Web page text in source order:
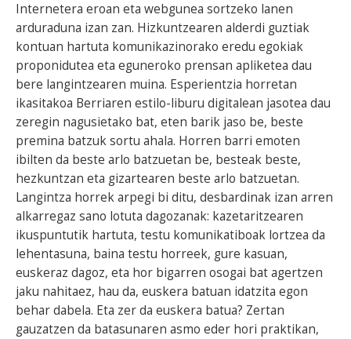
Internetera eroan eta webgunea sortzeko lanen
arduraduna izan zan. Hizkuntzearen alderdi guztiak
kontuan hartuta komunikazinorako eredu egokiak
proponidutea eta eguneroko prensan apliketea dau
bere langintzearen muina. Esperientzia horretan
ikasitakoa Berriaren estilo-liburu digitalean jasotea dau
zeregin nagusietako bat, eten barik jaso be, beste
premina batzuk sortu ahala. Horren barri emoten
ibilten da beste arlo batzuetan be, besteak beste,
hezkuntzan eta gizartearen beste arlo batzuetan.
Langintza horrek arpegi bi ditu, desbardinak izan arren
alkarregaz sano lotuta dagozanak: kazetaritzearen
ikuspuntutik hartuta, testu komunikatiboak lortzea da
lehentasuna, baina testu horreek, gure kasuan,
euskeraz dagoz, eta hor bigarren osogai bat agertzen
jaku nahitaez, hau da, euskera batuan idatzita egon
behar dabela. Eta zer da euskera batua? Zertan
gauzatzen da batasunaren asmo eder hori praktikan,